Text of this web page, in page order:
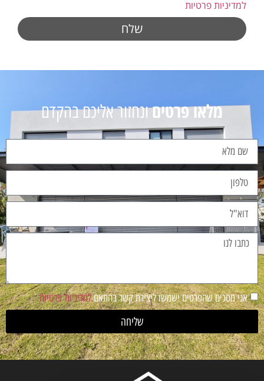
למדיניות פרטיות
שלח
מלאו פרטיםונחזור אליכם בהקדם
אני מסכים שהפרטים ישמשו ליצירת קשר בהתאםלמדיניות פרטיות
שליחה